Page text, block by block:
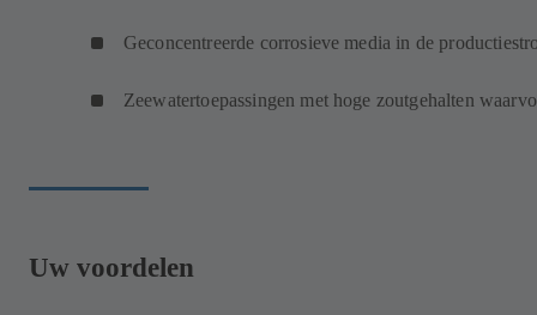
Geconcentreerde corrosieve media in de
Zeewatertoepassingen met hoge zoutgehalten
Uw voordelen